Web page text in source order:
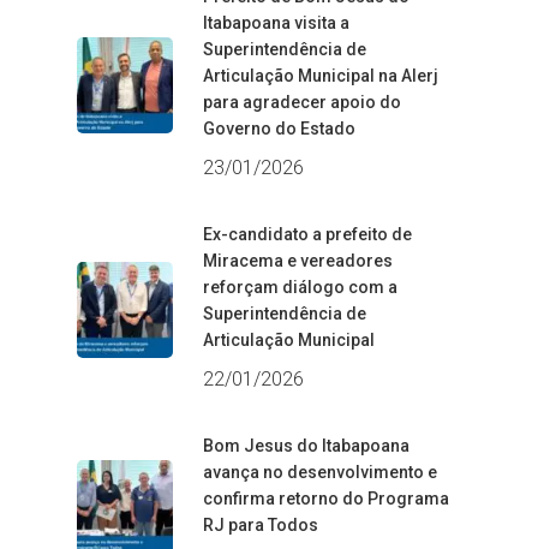
Itabapoana visita a
Superintendência de
Articulação Municipal na Alerj
para agradecer apoio do
Governo do Estado
23/01/2026
Ex-candidato a prefeito de
Miracema e vereadores
reforçam diálogo com a
Superintendência de
Articulação Municipal
22/01/2026
Bom Jesus do Itabapoana
avança no desenvolvimento e
confirma retorno do Programa
RJ para Todos